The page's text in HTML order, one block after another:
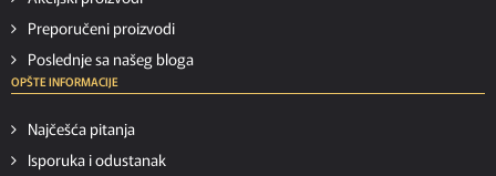
Preporučeni proizvodi
Poslednje sa našeg bloga
OPŠTE INFORMACIJE
Najčešća pitanja
Isporuka i odustanak